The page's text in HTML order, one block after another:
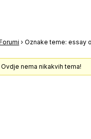
› Oznake teme: essay
nema nikakvih tema!